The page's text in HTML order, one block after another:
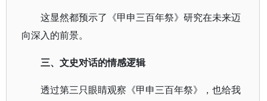
这显然都预示了《甲申三百年祭》研究在未来迈
向深入的前景。
三、文史对话的情感逻辑
透过第三只眼睛观察《甲申三百年祭》，也给我